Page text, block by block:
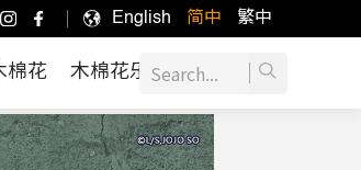
English 简中 繁中
棉花 木棉花乐园